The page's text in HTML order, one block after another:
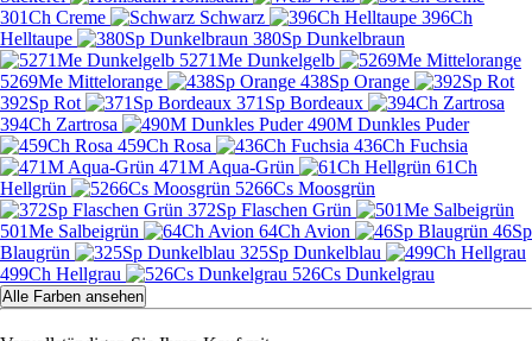
301Ch Creme
Schwarz
396Ch
Helltaupe
380Sp Dunkelbraun
5271Me Dunkelgelb
5269Me Mittelorange
438Sp Orange
392Sp Rot
371Sp Bordeaux
394Ch Zartrosa
490M Dunkles Puder
459Ch Rosa
436Ch Fuchsia
471M Aqua-Grün
61Ch
Hellgrün
5266Cs Moosgrün
372Sp Flaschen Grün
501Me Salbeigrün
64Ch Avion
46Sp
Blaugrün
325Sp Dunkelblau
499Ch Hellgrau
526Cs Dunkelgrau
Alle Farben ansehen